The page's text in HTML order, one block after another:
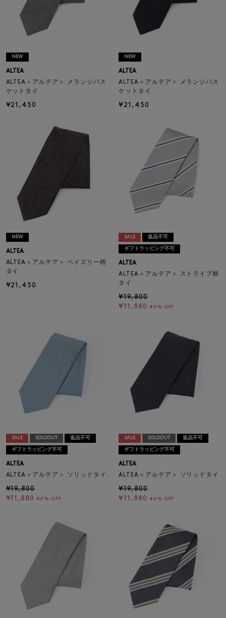
NEW
ALTEA
ALTEA＜アルテア＞ メランジバス
ケットタイ
¥21,450
NEW
ALTEA
ALTEA＜アルテア＞ メランジバス
ケットタイ
¥21,450
NEW
ALTEA
ALTEA＜アルテア＞ ペイズリー柄
タイ
¥21,450
SALE 返品不可
ギフトラッピング不可
ALTEA
ALTEA＜アルテア＞ ストライプ柄
タイ
¥19,800
¥11,880 40% OFF
SALE SOLDOUT 返品不可
ギフトラッピング不可
ALTEA
ALTEA＜アルテア＞ ソリッドタイ
¥19,800
¥11,880 40% OFF
SALE SOLDOUT 返品不可
ギフトラッピング不可
ALTEA
ALTEA＜アルテア＞ ソリッドタイ
¥19,800
¥11,880 40% OFF